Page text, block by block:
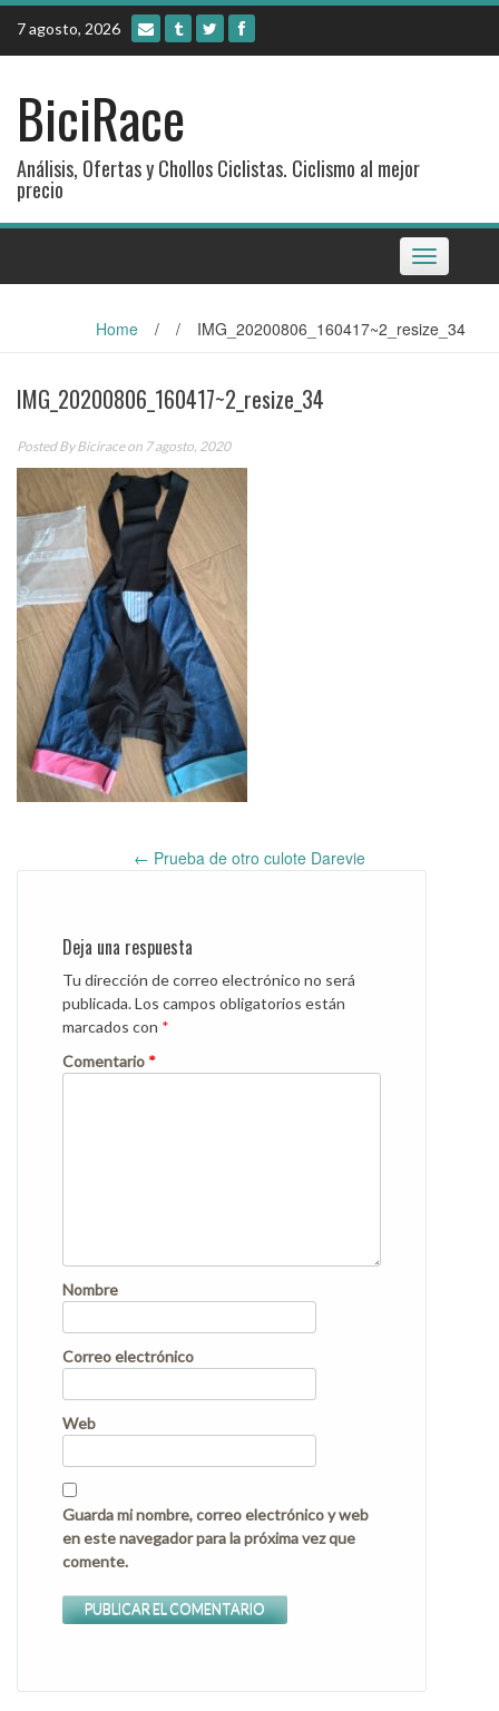
Skip
content
7 agosto, 2026
BiciRace
Análisis, Ofertas y Chollos Ciclistas. Ciclismo al mejor
precio
Toggle
navigation
Home / / IMG_20200806_160417~2_resize_34
IMG_20200806_160417~2_resize_34
Posted ByBiciraceon 7 agosto, 2020
Post
← Prueba de otro culote Darevie
Deja una respuesta
Tu dirección de correo electrónico no será
publicada.Los campos obligatorios están
marcados con *
Comentario *
Nombre
Correo electrónico
Web
Guarda mi nombre, correo electrónico y web
en este navegador para la próxima vez que
comente.